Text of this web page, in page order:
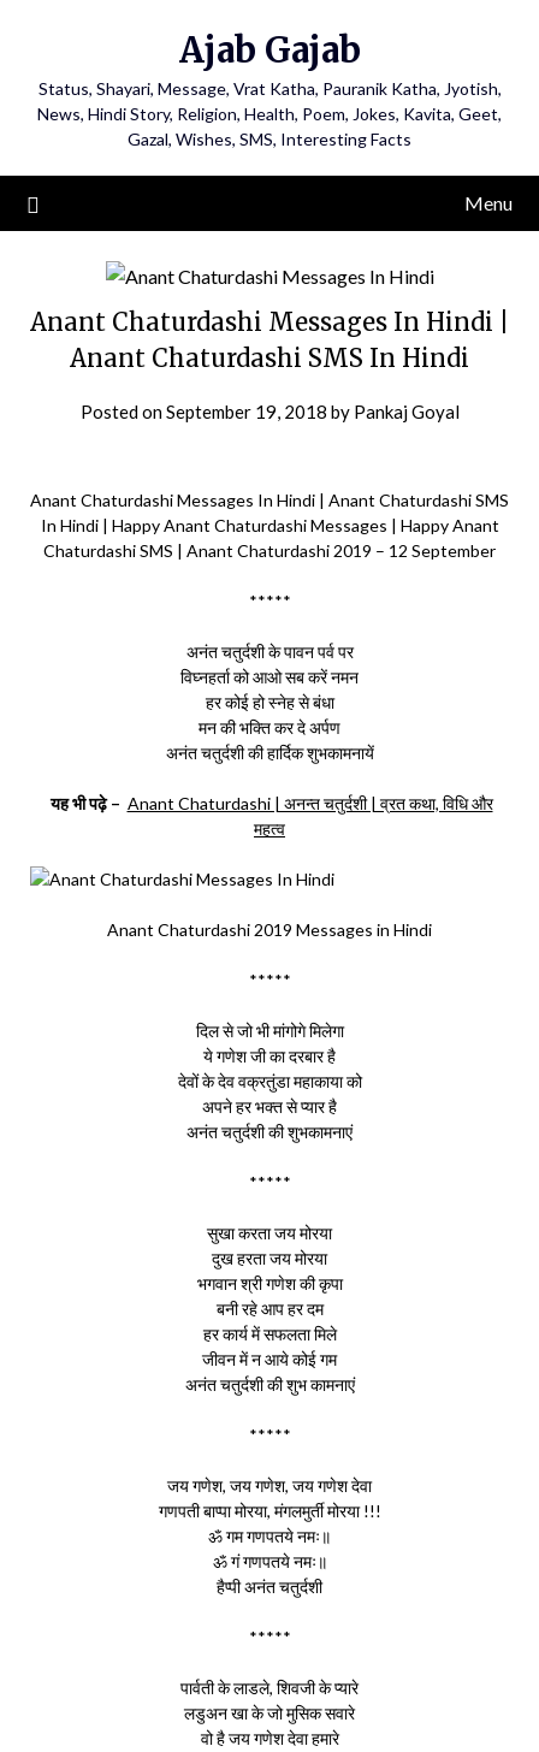
Ajab Gajab
Status, Shayari, Message, Vrat Katha, Pauranik Katha, Jyotish,
News, Hindi Story, Religion, Health, Poem, Jokes, Kavita, Geet,
Gazal, Wishes, SMS, Interesting Facts
Menu
Anant Chaturdashi Messages In Hindi |
Anant Chaturdashi SMS In Hindi
Posted onSeptember 19, 2018 by Pankaj Goyal
Anant Chaturdashi Messages In Hindi | Anant Chaturdashi SMS
In Hindi | Happy Anant Chaturdashi Messages | Happy Anant
Chaturdashi SMS | Anant Chaturdashi 2019 – 12 September
*****
अनंत चतुर्दशी के पावन पर्व पर
विघ्नहर्ता को आओ सब करें नमन
हर कोई हो स्नेह से बंधा
मन की भक्ति कर दे अर्पण
अनंत चतुर्दशी की हार्दिक शुभकामनायें
यह भी पढ़े – Anant Chaturdashi | अनन्‍त चतुर्दशी | व्रत कथा, विधि और
महत्व
Anant Chaturdashi 2019 Messages in Hindi
*****
दिल से जो भी मांगोगे मिलेगा
ये गणेश जी का दरबार है
देवों के देव वक्रतुंडा महाकाया को
अपने हर भक्त से प्यार है
अनंत चतुर्दशी की शुभकामनाएं
*****
सुखा करता जय मोरया
दुख हरता जय मोरया
भगवान श्री गणेश की कृपा
बनी रहे आप हर दम
हर कार्य में सफलता मिले
जीवन में न आये कोई गम
अनंत चतुर्दशी की शुभ कामनाएं
*****
जय गणेश, जय गणेश, जय गणेश देवा
गणपती बाप्पा मोरया, मंगलमुर्ती मोरया !!!
ॐ गम गणपतये नमः॥
ॐ गं गणपतये नमः॥
हैप्पी अनंत चतुर्दशी
*****
पार्वती के लाडले, शिवजी के प्यारे
लडुअन खा के जो मुसिक सवारे
वो है जय गणेश देवा हमारे